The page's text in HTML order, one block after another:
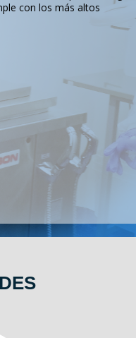
con los más altos